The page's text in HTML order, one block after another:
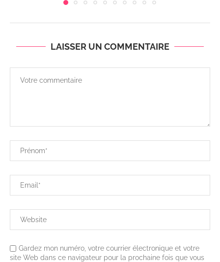
LAISSER UN COMMENTAIRE
Gardez mon numéro, votre courrier électronique et votre
site Web dans ce navigateur pour la prochaine fois que vous